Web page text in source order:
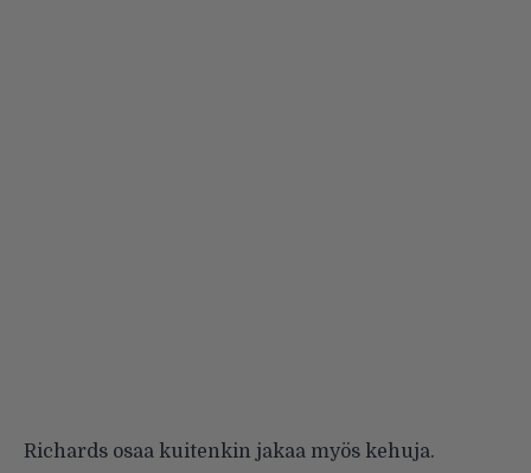
Richards osaa kuitenkin jakaa myös kehuja.